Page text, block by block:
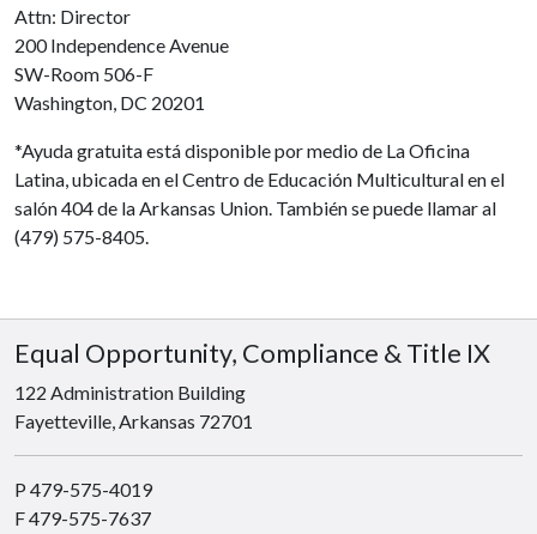
Attn: Director
200 Independence Avenue
SW-Room 506-F
Washington, DC 20201
*Ayuda gratuita está disponible por medio de La Oficina
Latina, ubicada en el Centro de Educación Multicultural en el
salón 404 de la Arkansas Union. También se puede llamar al
(479) 575-8405.
Equal Opportunity, Compliance & Title IX
122 Administration Building
Fayetteville, Arkansas 72701
P 479-575-4019
F 479-575-7637